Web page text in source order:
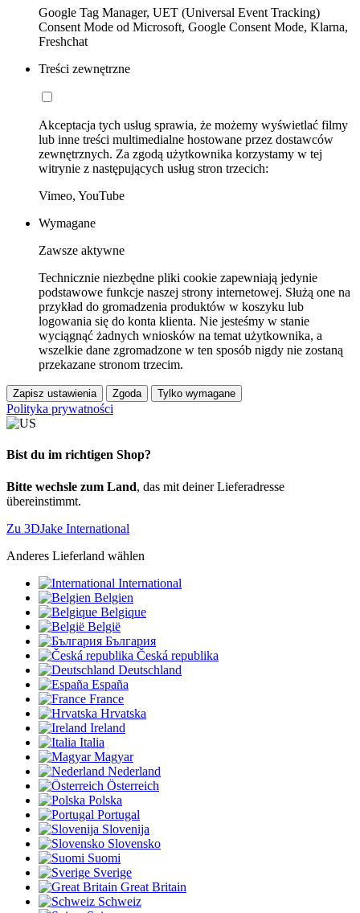
Google Tag Manager, UET (Universal Event Tracking)
Consent Mode od Microsoft, Google Consent Mode, Klarna,
Freshchat
Treści zewnętrzne
Akceptacja tych usług sprawia, że możemy wyświetlać filmy
lub inne treści multimedialne hostowane przez dostawców
zewnętrznych. Za zgodą użytkownika korzystamy w tej
witrynie z następujących usług stron trzecich:
Vimeo, YouTube
Wymagane
Zawsze aktywne
Technicznie niezbędne pliki cookie zapewniają jedynie
podstawowe funkcje naszej strony internetowej. Służą one na
przykład do gromadzenia produktów w koszyku lub
logowania się do konta klienta. Nie jesteśmy w stanie
wyciągnąć żadnych wniosków na temat użytkownika, a
wszelkie dane zgromadzone w ten sposób nigdy nie zostaną
przekazane stronom trzecim.
Zapisz ustawienia Zgoda Tylko wymagane
Polityka prywatności
Bist du im richtigen Shop?
Bitte wechsle zum Land, das mit deiner Lieferadresse
übereinstimmt.
Zu 3DJake International
Anderes Lieferland wählen
International
Belgien
Belgique
België
България
Česká republika
Deutschland
España
France
Hrvatska
Ireland
Italia
Magyar
Nederland
Österreich
Polska
Portugal
Slovenija
Slovensko
Suomi
Sverige
Great Britain
Schweiz